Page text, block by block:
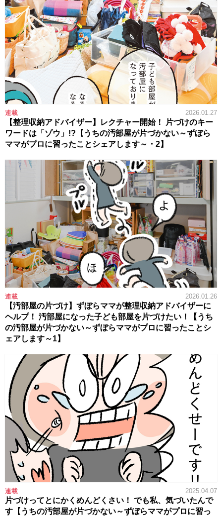
連載 2026.01.27
【整理収納アドバイザー】レクチャー開始！ 片づけのキー
ワードは「ゾウ」!?【うちの汚部屋が片づかない～ずぼら
ママがプロに習ったことシェアします～・2】
連載 2026.01.26
【汚部屋の片づけ】ずぼらママが整理収納アドバイザーに
ヘルプ！ 汚部屋になった子ども部屋を片づけたい！【うち
の汚部屋が片づかない～ずぼらママがプロに習ったことシ
ェアします～1】
連載 2025.04.07
片づけってとにかくめんどくさい！ でも私、気づいたんで
す【うちの汚部屋が片づかない～ずぼらママがプロに習っ